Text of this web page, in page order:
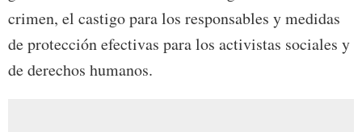
crimen, el castigo para los responsables y medidas
de protección efectivas para los activistas sociales y
de derechos humanos.